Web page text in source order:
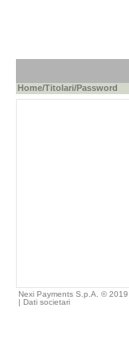
Home/Titolari/Password
Nexi Payments S.p.A. ©
| Dati societari